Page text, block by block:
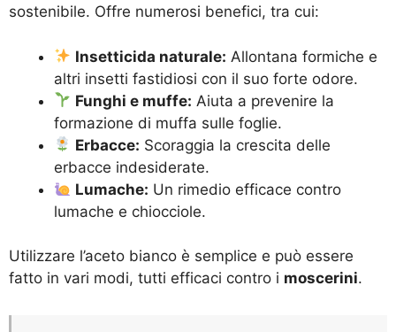
sostenibile. Offre numerosi benefici, tra cui:
Insetticida naturale: Allontana formiche e
altri insetti fastidiosi con il suo forte odore.
Funghi e muffe: Aiuta a prevenire la
formazione di muffa sulle foglie.
Erbacce: Scoraggia la crescita delle
erbacce indesiderate.
Lumache: Un rimedio efficace contro
lumache e chiocciole.
Utilizzare l’aceto bianco è semplice e può essere
fatto in vari modi, tutti efficaci contro i moscerini.